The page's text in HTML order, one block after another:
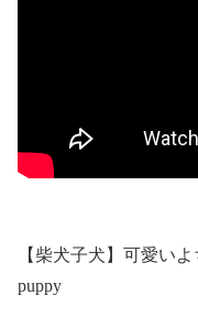
【柴犬子犬】可愛い
puppy